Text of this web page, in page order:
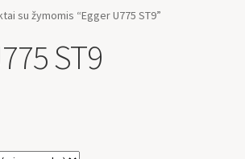
su žymomis “Egger U775 ST9”
ST9